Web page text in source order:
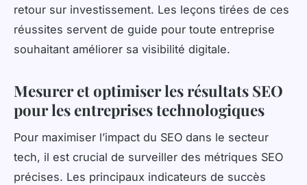
retour sur investissement. Les leçons tirées de ces
réussites servent de guide pour toute entreprise
souhaitant améliorer sa visibilité digitale.
Mesurer et optimiser les résultats SEO
pour les entreprises technologiques
Pour maximiser l’impact du SEO dans le secteur
tech, il est crucial de surveiller des métriques SEO
précises. Les principaux indicateurs de succès